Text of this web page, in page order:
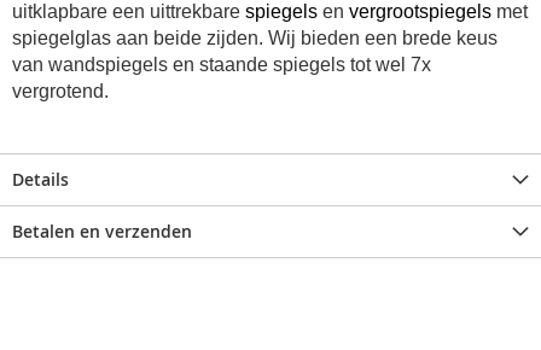
uitklapbare een uittrekbare spiegels en vergrootspiegels met
spiegelglas aan beide zijden. Wij bieden een brede keus
van wandspiegels en staande spiegels tot wel 7x
vergrotend.
Details
Betalen en verzenden